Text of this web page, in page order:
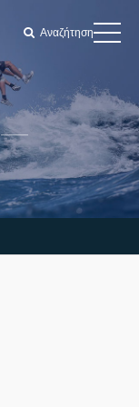
Αναζήτηση